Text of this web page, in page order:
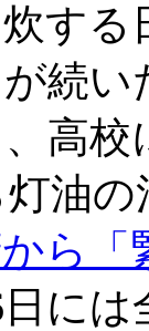
する
続い
高
油
ら「
に